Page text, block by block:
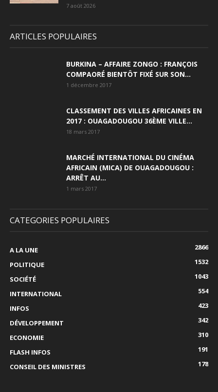
7 août 2026
ARTICLES POPULAIRES
BURKINA – AFFAIRE ZONGO : FRANÇOIS
COMPAORÉ BIENTÔT FIXÉ SUR SON...
1 décembre 2017
CLASSEMENT DES VILLES AFRICAINES EN
2017 : OUAGADOUGOU 36ÈME VILLE...
18 mars 2017
MARCHÉ INTERNATIONAL DU CINÉMA
AFRICAIN (MICA) DE OUAGADOUGOU :
ARRÊT AU...
1 mars 2017
CATEGORIES POPULAIRES
A LA UNE
2866
POLITIQUE
1532
SOCIÉTÉ
1043
INTERNATIONAL
554
INFOS
423
DÉVELOPPEMENT
342
ECONOMIE
310
FLASH INFOS
191
CONSEIL DES MINISTRES
178